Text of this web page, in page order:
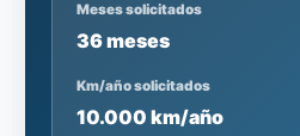
Meses solicitados
36 meses
Km/año solicitados
10.000 km/año